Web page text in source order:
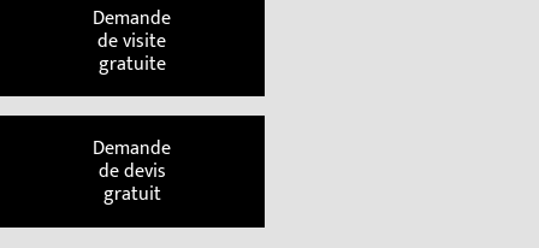
Demande
de visite
gratuite
Demande
de devis
gratuit